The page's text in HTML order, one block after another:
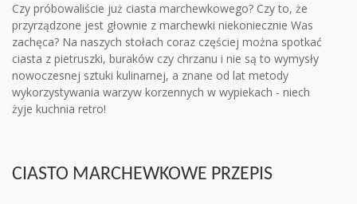
Czy próbowaliście już ciasta marchewkowego? Czy to, że
przyrządzone jest głownie z marchewki niekoniecznie Was
zachęca? Na naszych stołach coraz częściej można spotkać
ciasta z pietruszki, buraków czy chrzanu i nie są to wymysły
nowoczesnej sztuki kulinarnej, a znane od lat metody
wykorzystywania warzyw korzennych w wypiekach - niech
żyje kuchnia retro!
CIASTO MARCHEWKOWE PRZEPIS